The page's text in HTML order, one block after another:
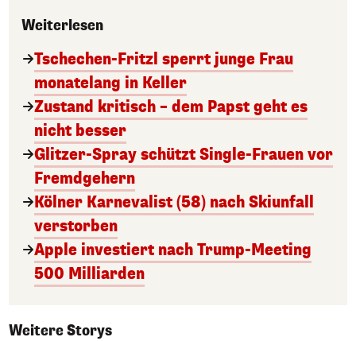
Weiterlesen
Tschechen-Fritzl sperrt junge Frau
monatelang in Keller
Zustand kritisch – dem Papst geht es
nicht besser
Glitzer-Spray schützt Single-Frauen vor
Fremdgehern
Kölner Karnevalist (58) nach Skiunfall
verstorben
Apple investiert nach Trump-Meeting
500 Milliarden
Weitere Storys